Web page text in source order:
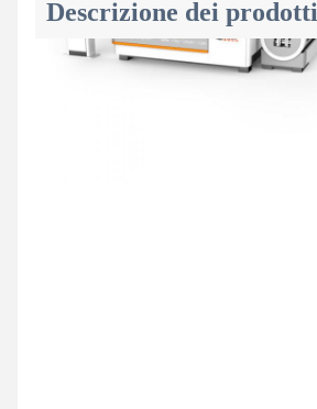
Descrizione dei prodotti